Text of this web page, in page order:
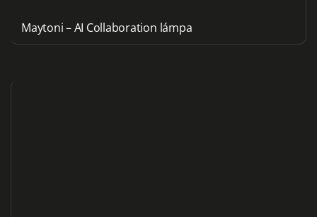
Maytoni – AI Collaboration lámpa